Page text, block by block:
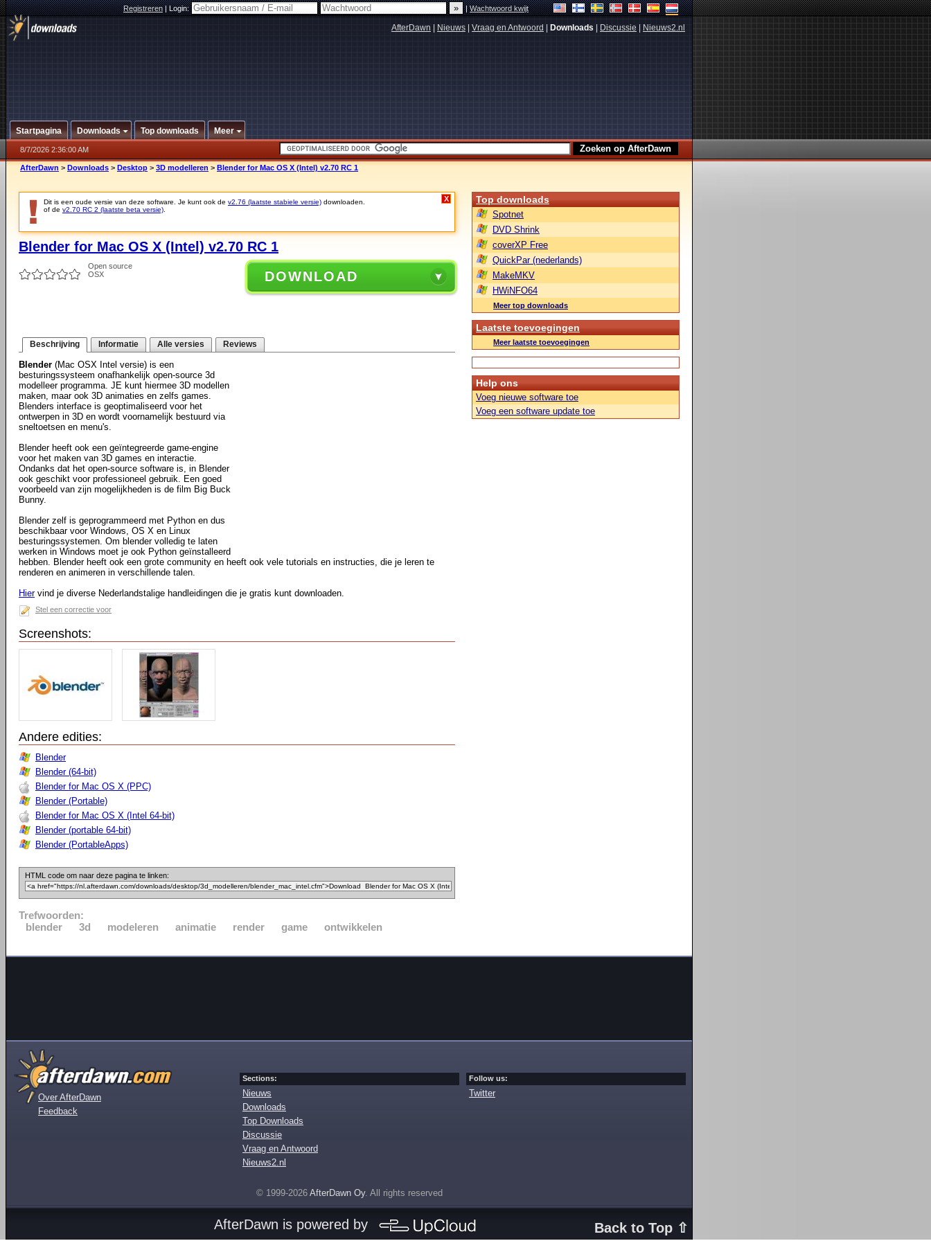
Registreren|Login: |Wachtwoord kwijt
AfterDawn Nieuws Vraag en Antwoord Downloads Discussie Nieuws2.nl
Startpagina Downloads Top downloads Meer
8/7/2026 2:36:00 AM
AfterDawn > Downloads > Desktop > 3D modelleren > Blender for Mac OS X (Intel) v2.70 RC 1
Dit is een oude versie van deze software. Je kunt ook de v2.76 (laatste stabiele versie) downloaden.
of de v2.70 RC 2 (laatste beta versie)
X
Blender for Mac OS X (Intel) v2.70 RC 1
Open source
OSX
DOWNLOAD
Beschrijving Informatie Alle versies Reviews
Blender (Mac OSX Intel versie) is een
besturingssysteem onafhankelijk open-source 3d
modelleer programma. JE kunt hiermee 3D modellen
maken, maar ook 3D animaties en zelfs games.
Blenders interface is geoptimaliseerd voor het
ontwerpen in 3D en wordt voornamelijk bestuurd via
sneltoetsen en menu's.
Blender heeft ook een geïntegreerde game-engine
voor het maken van 3D games en interactie.
Ondanks dat het open-source software is, in Blender
ook geschikt voor professioneel gebruik. Een goed
voorbeeld van zijn mogelijkheden is de film Big Buck
Bunny.
Blender zelf is geprogrammeerd met Python en dus
beschikbaar voor Windows, OS X en Linux
besturingssystemen. Om blender volledig te laten
werken in Windows moet je ook Python geïnstalleerd
hebben. Blender heeft ook een grote community en heeft ook vele tutorials en instructies, die je leren te
renderen en animeren in verschillende talen.
Hiervind je diverse Nederlandstalige handleidingen die je gratis kunt downloaden.
Stel een correctie voor
Screenshots:
Andere edities:
Blender
Blender (64-bit)
Blender for Mac OS X (PPC)
Blender (Portable)
Blender for Mac OS X (Intel 64-bit)
Blender (portable 64-bit)
Blender (PortableApps)
HTML code om naar deze pagina te linken:
Trefwoorden:
blender
3d modeleren animatie render game ontwikkelen
Top downloads
Spotnet
DVD Shrink
coverXP Free
QuickPar (nederlands)
MakeMKV
HWiNFO64
Meer top downloads
Laatste toevoegingen
Meer laatste toevoegingen
Help ons
Voeg nieuwe software toe
Voeg een software update toe
Over AfterDawn
Feedback
Sections:
Nieuws
Downloads
Top Downloads
Discussie
Vraag en Antwoord
Nieuws2.nl
Follow us:
Twitter
© 1999-2026 AfterDawn Oy. All rights reserved
Back to Top ⇧
AfterDawn is powered by